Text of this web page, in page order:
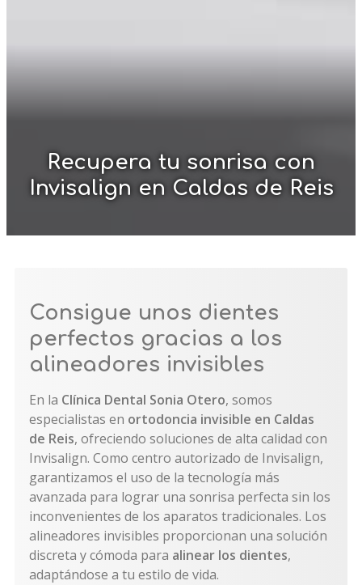
Recupera tu sonrisa con
Invisalign en Caldas de Reis
Consigue unos dientes
perfectos gracias a los
alineadores invisibles
En la Clínica Dental Sonia Otero, somos
especialistas en ortodoncia invisible en Caldas
de Reis, ofreciendo soluciones de alta calidad con
Invisalign. Como centro autorizado de Invisalign,
garantizamos el uso de la tecnología más
avanzada para lograr una sonrisa perfecta sin los
inconvenientes de los aparatos tradicionales. Los
alineadores invisibles proporcionan una solución
discreta y cómoda para alinear los dientes,
adaptándose a tu estilo de vida.